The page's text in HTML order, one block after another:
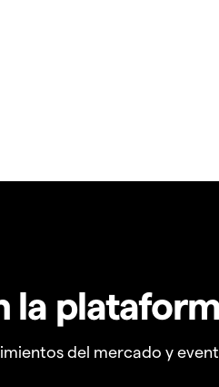
la
del mercado y